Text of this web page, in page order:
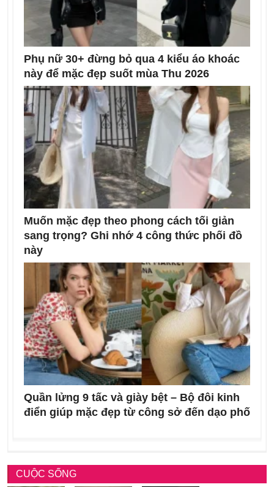
Phụ nữ 30+ đừng bỏ qua 4 kiểu áo khoác
này để mặc đẹp suốt mùa Thu 2026
Muốn mặc đẹp theo phong cách tối giản
sang trọng? Ghi nhớ 4 công thức phối đồ
này
Quần lửng 9 tấc và giày bệt – Bộ đôi kinh
điển giúp mặc đẹp từ công sở đến dạo phố
CUỘC SỐNG